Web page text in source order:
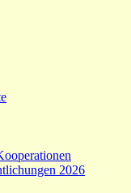
2026